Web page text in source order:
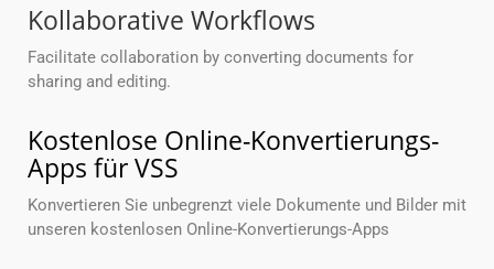
Kollaborative Workflows
Facilitate collaboration by converting documents for
sharing and editing.
Kostenlose Online-Konvertierungs-
Apps für VSS
Konvertieren Sie unbegrenzt viele Dokumente und Bilder mit
unseren kostenlosen Online-Konvertierungs-Apps